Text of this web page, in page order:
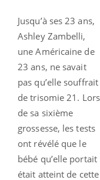
Jusqu’à ses 23 ans,
Ashley Zambelli,
une Américaine de
23 ans, ne savait
pas qu’elle souffrait
de trisomie 21. Lors
de sa sixième
grossesse, les tests
ont révélé que le
bébé qu’elle portait
était atteint de cette